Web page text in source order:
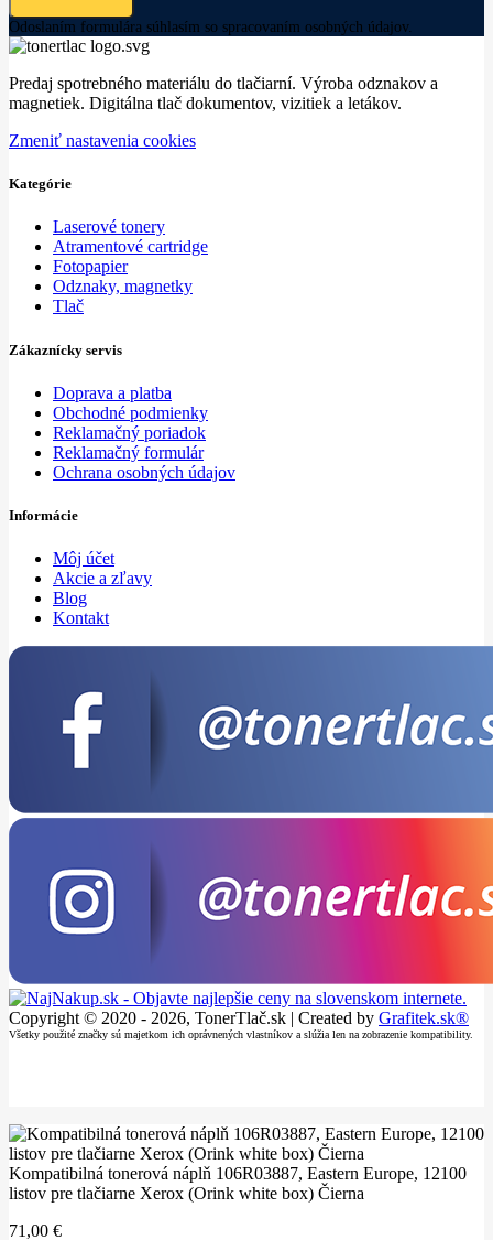
Odoslaním formulára súhlasím so spracovaním osobných údajov.
Predaj spotrebného materiálu do tlačiarní. Výroba odznakov a
magnetiek. Digitálna tlač dokumentov, vizitiek a letákov.
Zmeniť nastavenia cookies
Kategórie
Laserové tonery
Atramentové cartridge
Fotopapier
Odznaky, magnetky
Tlač
Zákaznícky servis
Doprava a platba
Obchodné podmienky
Reklamačný poriadok
Reklamačný formulár
Ochrana osobných údajov
Informácie
Môj účet
Akcie a zľavy
Blog
Kontakt
Copyright © 2020 - 2026, TonerTlač.sk | Created by Grafitek.sk®
Všetky použité značky sú majetkom ich oprávnených vlastníkov a slúžia len na zobrazenie kompatibility.
Kompatibilná tonerová náplň 106R03887, Eastern Europe, 12100
listov pre tlačiarne Xerox (Orink white box) Čierna
71,00 €